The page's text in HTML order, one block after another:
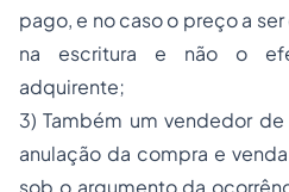
pago, e no caso o preço a
na escritura e não o
adquirente;
3) Também um vendedor
anulação da compra e
sob o argumento da